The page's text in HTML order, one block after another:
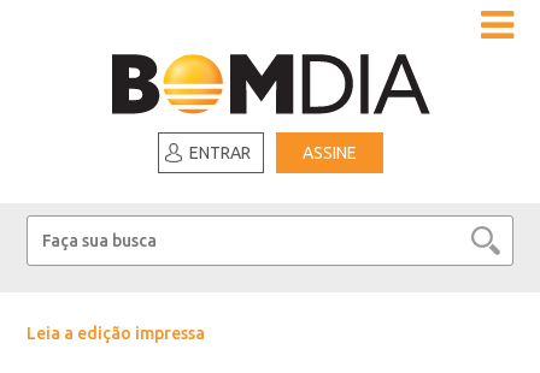
ENTRAR ASSINE
Leia a edição impressa